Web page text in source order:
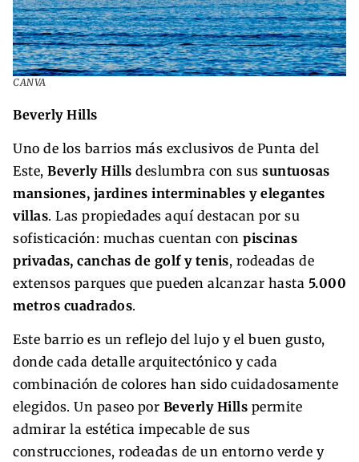
CANVA
Beverly Hills
Uno de los barrios más exclusivos de Punta del
Este, Beverly Hills deslumbra con sus suntuosas
mansiones, jardines interminables y elegantes
villas. Las propiedades aquí destacan por su
sofisticación: muchas cuentan con piscinas
privadas, canchas de golf y tenis, rodeadas de
extensos parques que pueden alcanzar hasta 5.000
metros cuadrados.
Este barrio es un reflejo del lujo y el buen gusto,
donde cada detalle arquitectónico y cada
combinación de colores han sido cuidadosamente
elegidos. Un paseo por Beverly Hills permite
admirar la estética impecable de sus
construcciones, rodeadas de un entorno verde y